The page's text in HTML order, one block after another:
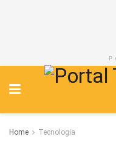
Home Tecnologia